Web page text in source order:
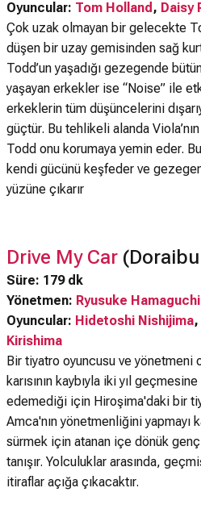
Oyuncular: Tom Holland , Daisy
Çok uzak olmayan bir gelecekte
düşen bir uzay gemisinden sağ
Todd’un yaşadığı gezegende
yaşayan erkekler ise “Noise” ile
erkeklerin tüm düşüncelerini
güçtür. Bu tehlikeli alanda
Todd onu korumaya yemin eder.
kendi gücünü keşfeder ve
yüzüne çıkarır
Drive My Car
Süre: 179 dk
Yönetmen: Ryusuke Hamaguchi
Oyuncular: Hidetoshi Nishijima,
Kirishima
Bir tiyatro oyuncusu ve yönetmeni
karısının kaybıyla iki yıl
edemediği için Hiroşima'daki bir
Amca'nın yönetmenliğini yapmayı
sürmek için atanan içe dönük
tanışır. Yolculuklar arasında,
itiraflar açığa çıkacaktır.